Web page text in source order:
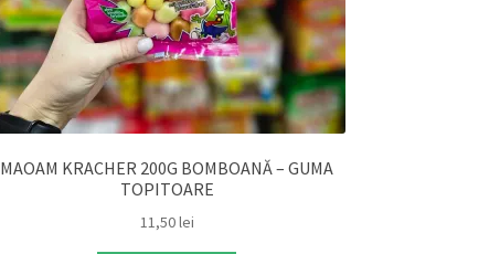
MAOAM KRACHER 200G BOMBOANĂ – GUMA
TOPITOARE
11,50lei